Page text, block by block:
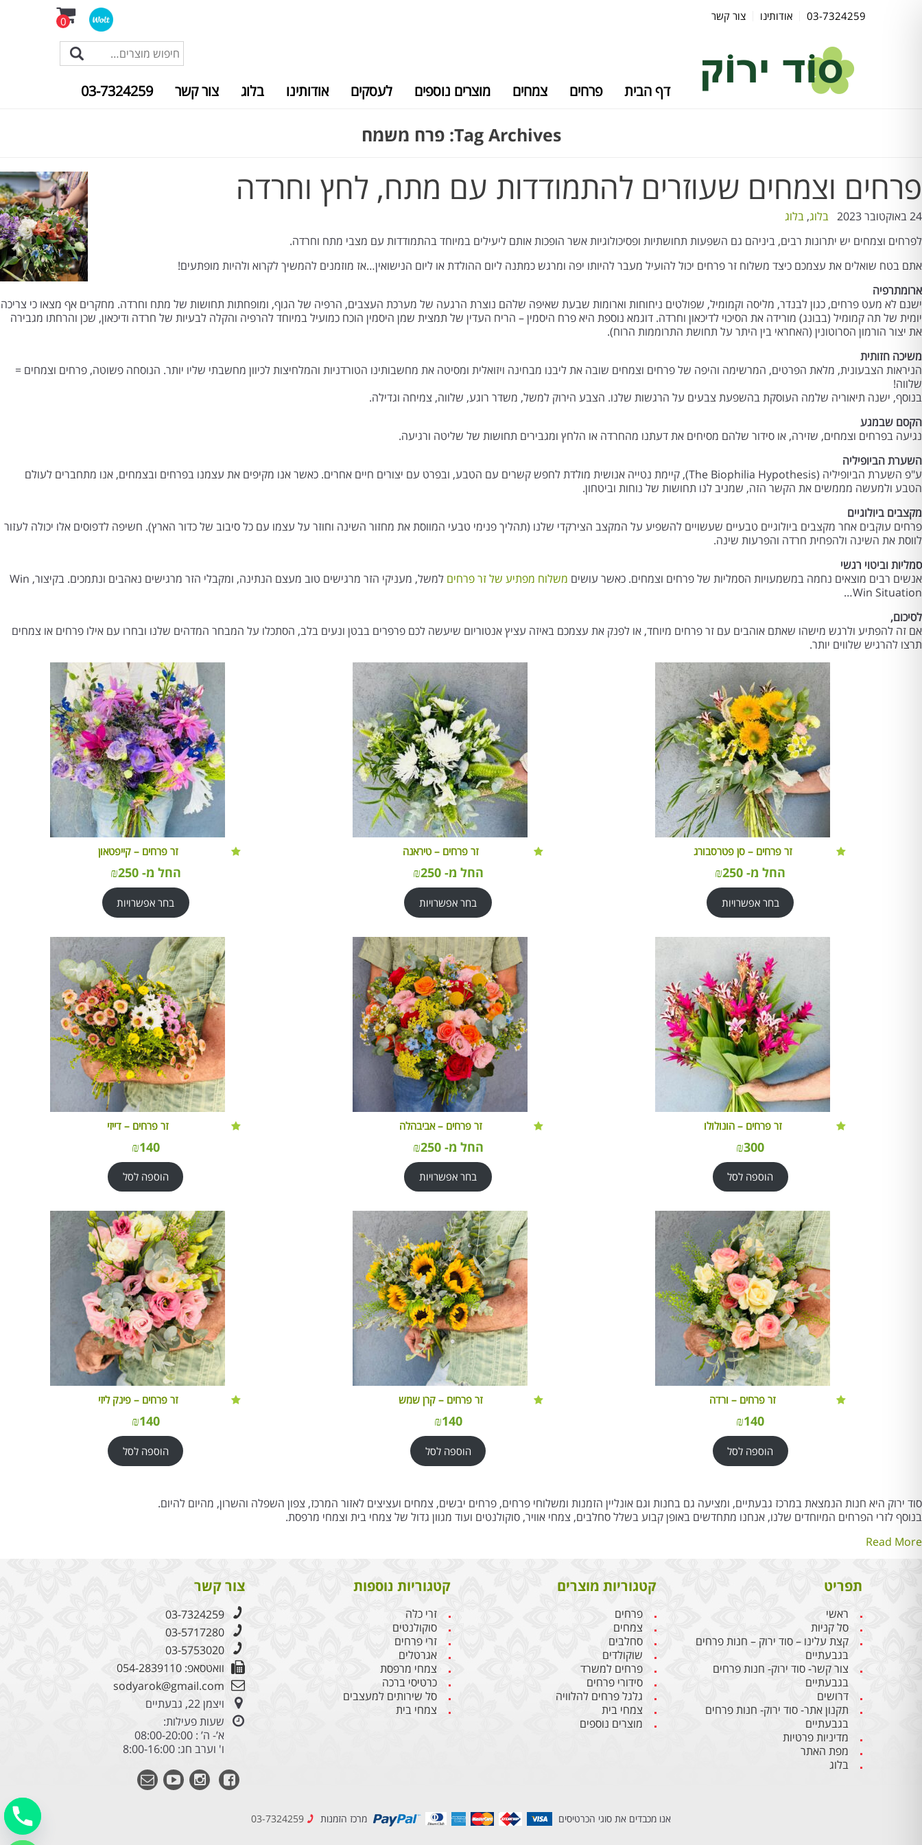
03-7324259 אודותינו צור קשר 0
דף הבית פרחים צמחים מוצרים נוספים לעסקים אודותינו בלוג צור קשר 03-7324259
Tag Archives: פרח משמח
פרחים וצמחים שעוזרים להתמודדות עם מתח, לחץ וחרדה
24 באוקטובר 2023 בלוג, בלוג
לפרחים וצמחים יש יתרונות רבים, ביניהם גם השפעות תחושתיות ופסיכולוגיות אשר הופכות אותם ליעילים במיוחד בהתמודדות עם מצבי מתח וחרדה.
אתם בטח שואלים את עצמכם כיצד משלוח זר פרחים יכול להועיל מעבר להיותו יפה ומרגש כמתנה ליום ההולדת או ליום הנישואין…אז מוזמנים להמשיך לקרוא ולהיות מופתעים!
ארומתרפיה
ישנם לא מעט פרחים, כגון לבנדר, מליסה וקמומיל, שפולטים ניחוחות וארומות שבעת שאיפה שלהם נוצרת הרגעה של מערכת העצבים, הרפיה של הגוף, ומופחתות תחושות של מתח וחרדה. מחקרים אף מצאו כי צריכה
יומית של תה קמומיל (בבונג) מורידה את הסיכוי לדיכאון וחרדה. דוגמא נוספת היא פרח היסמין – הריח העדין של תמצית שמן היסמין הוכח כמועיל במיוחד להרפיה והקלה לבעיות של חרדה ודיכאון, שכן והרחתו מגבירה
את יצור הורמון הסרוטונין (האחראי בין היתר על תחושת התרוממות הרוח).
משיכה חזותית
הניראות הצבעונית, מלאת הפרטים, המרשימה והיפה של פרחים וצמחים שובה את ליבנו מבחינה ויזואלית ומסיטה את מחשבותינו הטורדניות והמלחיצות לכיוון מחשבתי שליו יותר. הנוסחה פשוטה, פרחים וצמחים =
שלווה!
בנוסף, ישנה תיאוריה שלמה העוסקת בהשפעת צבעים על הרגשות שלנו. הצבע הירוק למשל, משדר רוגע, שלווה, צמיחה וגדילה.
הקסם שבמגע
נגיעה בפרחים וצמחים, שזירה, או סידור שלהם מסיחים את דעתנו מהחרדה או הלחץ ומגבירים תחושות של שליטה ורגיעה.
השערת הביופיליה
ע"פ השערת הביופיליה (The Biophilia Hypothesis), קיימת נטייה אנושית מולדת לחפש קשרים עם הטבע, ובפרט עם יצורים חיים אחרים. כאשר אנו מקיפים את עצמנו בפרחים ובצמחים, אנו מתחברים לעולם
הטבע ולמעשה מממשים את הקשר הזה, שמניב לנו תחושות של נוחות וביטחון.
מקצבים ביולוגיים
פרחים עוקבים אחר מקצבים ביולוגיים טבעיים שעשויים להשפיע על המקצב הצירקדי שלנו (תהליך פנימי טבעי המווסת את מחזור השינה וחוזר על עצמו עם כל סיבוב של כדור הארץ). חשיפה לדפוסים אלו יכולה לעזור
לווסת את השינה ולהפחית חרדה והפרעות שינה.
סמליות וביטוי רגשי
אנשים רבים מוצאים נחמה במשמעויות הסמליות של פרחים וצמחים. כאשר עושים משלוח מפתיע של זר פרחים
למשל, מעניקי הזר מרגישים טוב מעצם הנתינה, ומקבלי הזר מרגישים נאהבים ונתמכים. בקיצור, Win
Win Situation…
לסיכום,
אם זה להפתיע ולרגש מישהו שאתם אוהבים עם זר פרחים מיוחד, או לפנק את עצמכם באיזה עציץ אנטוריום שיעשה לכם פרפרים בבטן ונעים בלב, הסתכלו על המבחר המדהים שלנו ובחרו עם אילו פרחים או צמחים
תרצו להרגיש שלווים יותר.
זר פרחים – סן פטרסבורג
החל מ- ₪250
בחר אפשרויות
זר פרחים – טיראנה
החל מ- ₪250
בחר אפשרויות
זר פרחים – קייפטאון
החל מ- ₪250
בחר אפשרויות
זר פרחים – הונולולו
₪300
הוספה לסל
זר פרחים – אביבהלה
החל מ- ₪250
בחר אפשרויות
זר פרחים – דייזי
₪140
הוספה לסל
זר פרחים – ורדה
₪140
הוספה לסל
זר פרחים – קרן שמש
₪140
הוספה לסל
זר פרחים – פינק ליזי
₪140
הוספה לסל
סוד ירוק היא חנות הנמצאת במרכז גבעתיים, ומציעה גם בחנות וגם אונליין הזמנות ומשלוחי פרחים, פרחים יבשים, צמחים ועציצים לאזור המרכז, צפון השפלה והשרון, מהיום להיום.
בנוסף לזרי הפרחים המיוחדים שלנו, אנחנו מתחדשים באופן קבוע בשלל סחלבים, צמחי אוויר, סוקולנטים ועוד מגוון גדול של צמחי בית וצמחי מרפסת.
Read More
תפריט
ראשי
סל קניות
קצת עלינו – סוד ירוק – חנות פרחים
בגבעתיים
צור קשר- סוד ירוק- חנות פרחים
בגבעתיים
דרושים
תקנון אתר- סוד ירוק- חנות פרחים
בגבעתיים
מדיניות פרטיות
מפת האתר
בלוג
קטגוריות מוצרים
פרחים
צמחים
סחלבים
שוקולדים
פרחים למשרד
סידורי פרחים
גלגל פרחים להלוויה
צמחי בית
מוצרים נוספים
קטגוריות נוספות
זרי כלה
סוקולנטים
זרי פרחים
אגרטלים
צמחי מרפסת
כרטיסי ברכה
סל שירותים למעצבים
צמחי בית
צור קשר
03-7324259
03-5717280
03-5753020
וואטסאפ: 054-2839110
sodyarok@gmail.com
ויצמן 22, גבעתיים
שעות פעילות:
א’- ה’ : 08:00-20:00
ו' וערב חג: 8:00-16:00
אנו מכבדים את סוגי הכרטיסים מרכז הזמנות